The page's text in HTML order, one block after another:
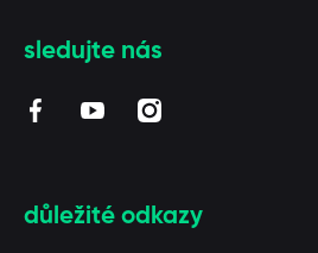
sledujte nás
facebookcom/BAAGL/
youtubecom/channel/
instagramcom/
důležité odkazy